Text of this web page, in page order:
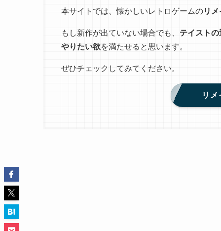
本サイトでは、懐かしいレトロゲームのリ
もし新作が出ていない場合でも、 テイスト
やりたい欲を満たせると思います。
ぜひチェックしてみてください。
リ